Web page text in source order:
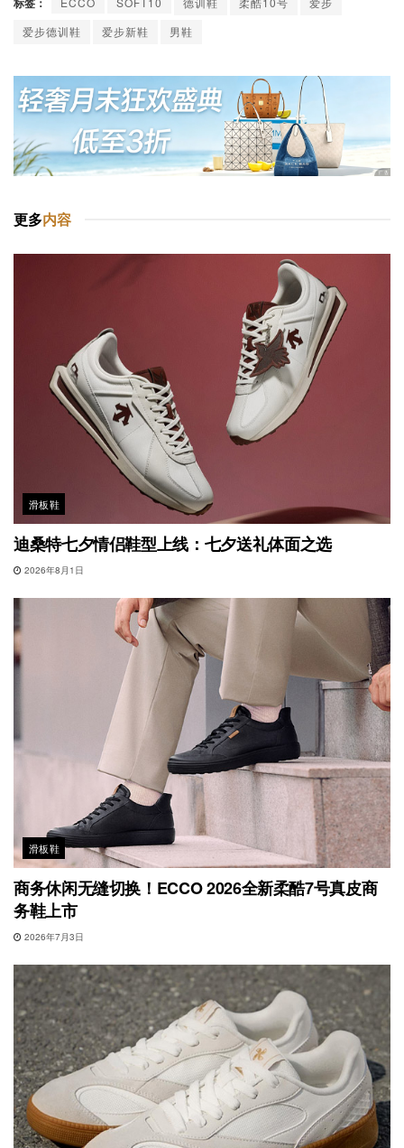
爱步德训鞋
爱步新鞋 男鞋
更多内容
滑板鞋
迪桑特七夕情侣鞋型上线：七夕送礼体面之选
2026年8月1日
滑板鞋
商务休闲无缝切换！ECCO 2026全新柔酷7号真皮商
务鞋上市
2026年7月3日